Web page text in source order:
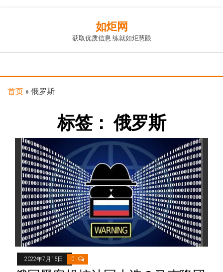
content
如炬网
获取优质信息 练就如炬慧眼
首页 » 俄罗斯
标签：俄罗斯
2022年7月15日 0